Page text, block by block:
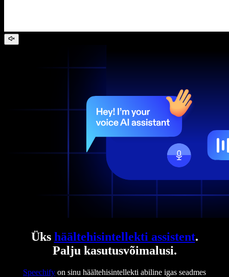
Üks häältehisintellekti assistent.
Palju kasutusvõimalusi.
Speechify on sinu häältehisintellekti abiline igas seadmes